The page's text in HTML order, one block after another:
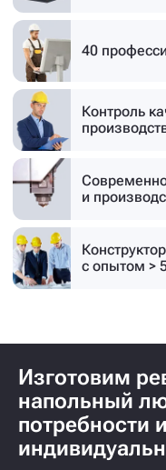
40
Контроль
и
с опытом >
Изготовим
напольный
потребности